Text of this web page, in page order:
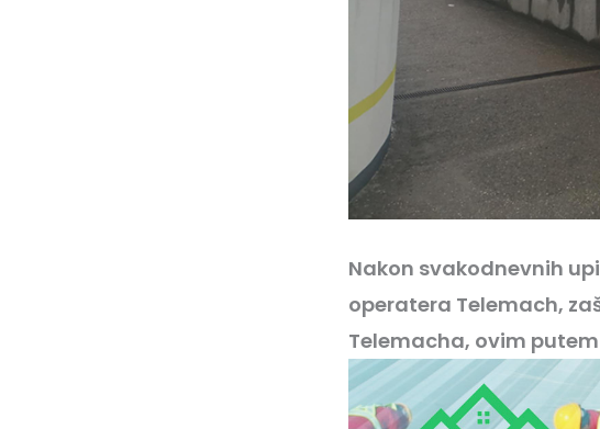
Nakon svakodnevnih
operatera Telemach,
Telemacha, ovim